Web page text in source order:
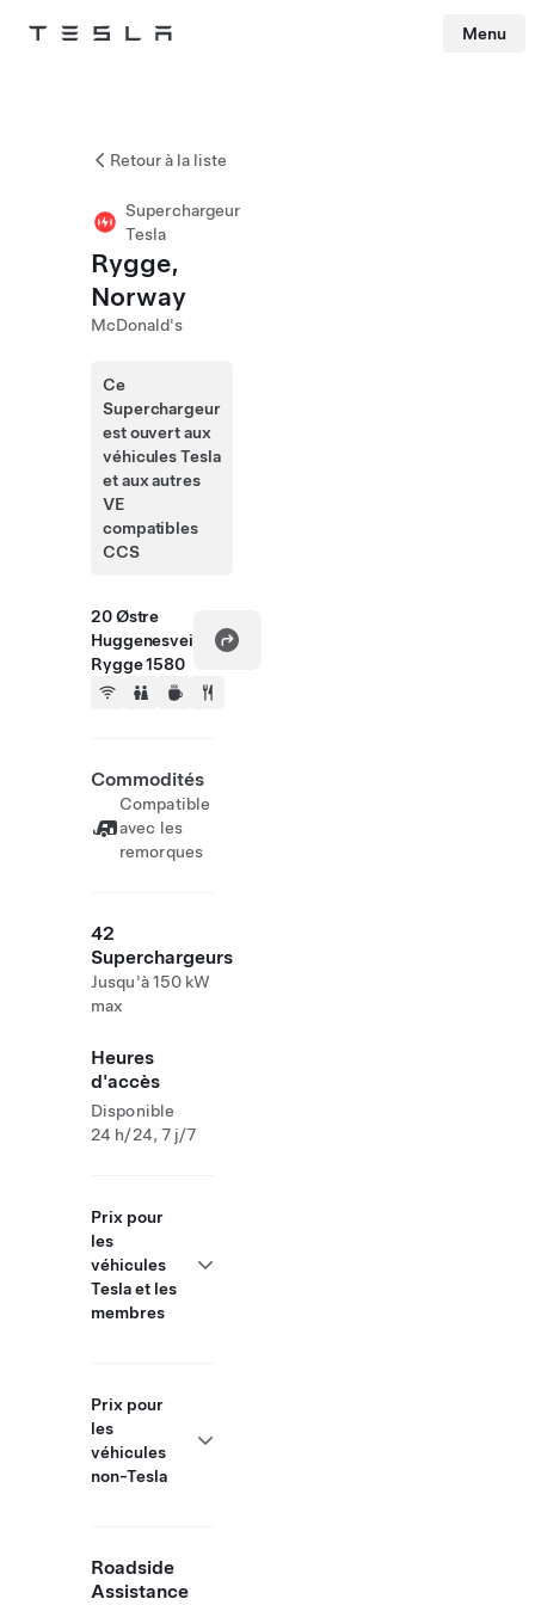
Tesla Menu
Retour à la liste
Superchargeur
Tesla
Rygge,
Norway
McDonald's
Ce
Superchargeur
est ouvert aux
véhicules Tesla
et aux autres
VE
compatibles
CCS
20 Østre
Huggenesvei
Rygge 1580
Commodités
Compatible
avec les
remorques
42
Superchargeurs
Jusqu'à 150 kW
max
Heures
d'accès
Disponible
24 h/24, 7 j/7
Prix pour
les
véhicules
Tesla et les
membres
Prix pour
les
véhicules
non-Tesla
Roadside
Assistance